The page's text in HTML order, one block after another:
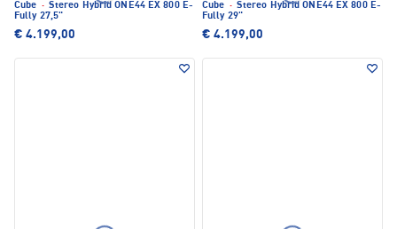
Cube · Stereo Hybrid ONE44 EX 800 E-
Fully 27,5"
€ 4.199,00
Cube · Stereo Hybrid ONE44 EX 800 E-
Fully 29"
€ 4.199,00